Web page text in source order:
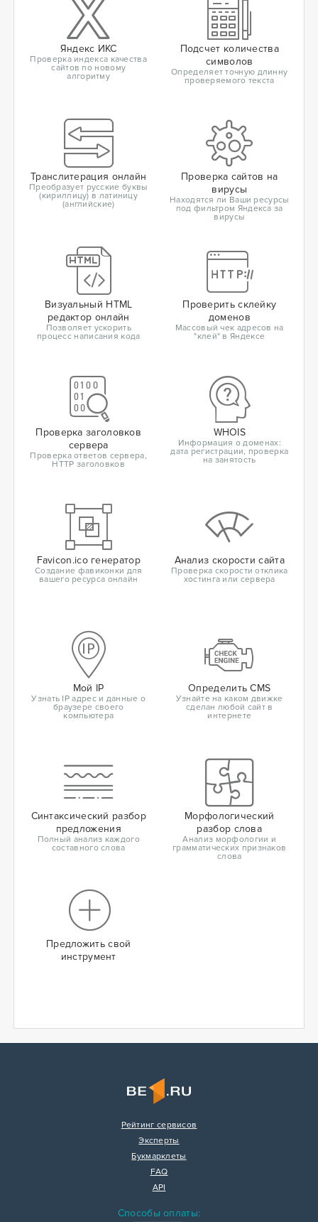
Яндекс ИКС
Проверка индекса качества
сайтов по новому
алгоритму
Подсчет количества
символов
Определяет точную длинну
проверяемого текста
Транслитерация онлайн
Преобразует русские буквы
(кириллицу) в латиницу
(английские)
Проверка сайтов на
вирусы
Находятся ли Ваши ресурсы
под фильтром Яндекса за
вирусы
Визуальный HTML
редактор онлайн
Позволяет ускорить
процесс написания кода
Проверить склейку
доменов
Массовый чек адресов на
"клей" в Яндексе
Проверка заголовков
сервера
Проверка ответов сервера,
HTTP заголовков
WHOIS
Информация о доменах:
дата регистрации, проверка
на занятость
Favicon.ico генератор
Создание фавиконки для
вашего ресурса онлайн
Анализ скорости сайта
Проверка скорости отклика
хостинга или сервера
Мой IP
Узнать IP адрес и данные о
браузере своего
компьютера
Определить CMS
Узнайте на каком движке
сделан любой сайт в
интернете
Синтаксический разбор
предложения
Полный анализ каждого
составного слова
Морфологический
разбор слова
Анализ морфологии и
грамматических признаков
слова
Предложить свой
инструмент
Рейтинг сервисов
Эксперты
Букмарклеты
FAQ
API
Способы оплаты: